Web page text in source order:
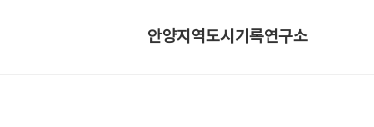
안양지역도시기록연구소